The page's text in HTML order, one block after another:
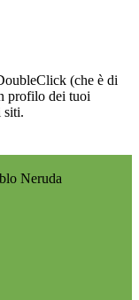
(che è di
profilo dei tuoi
siti.
Neruda